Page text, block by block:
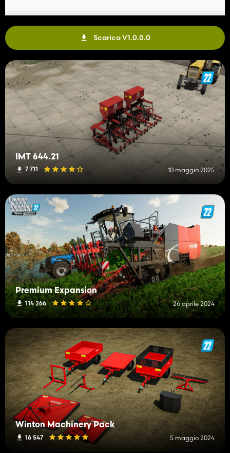
Scarica V1.0.0.0
IMT 644.21
7 711 10 maggio 2025
Premium Expansion
114 266 26 aprile 2024
Winton Machinery Pack
16 547 5 maggio 2024